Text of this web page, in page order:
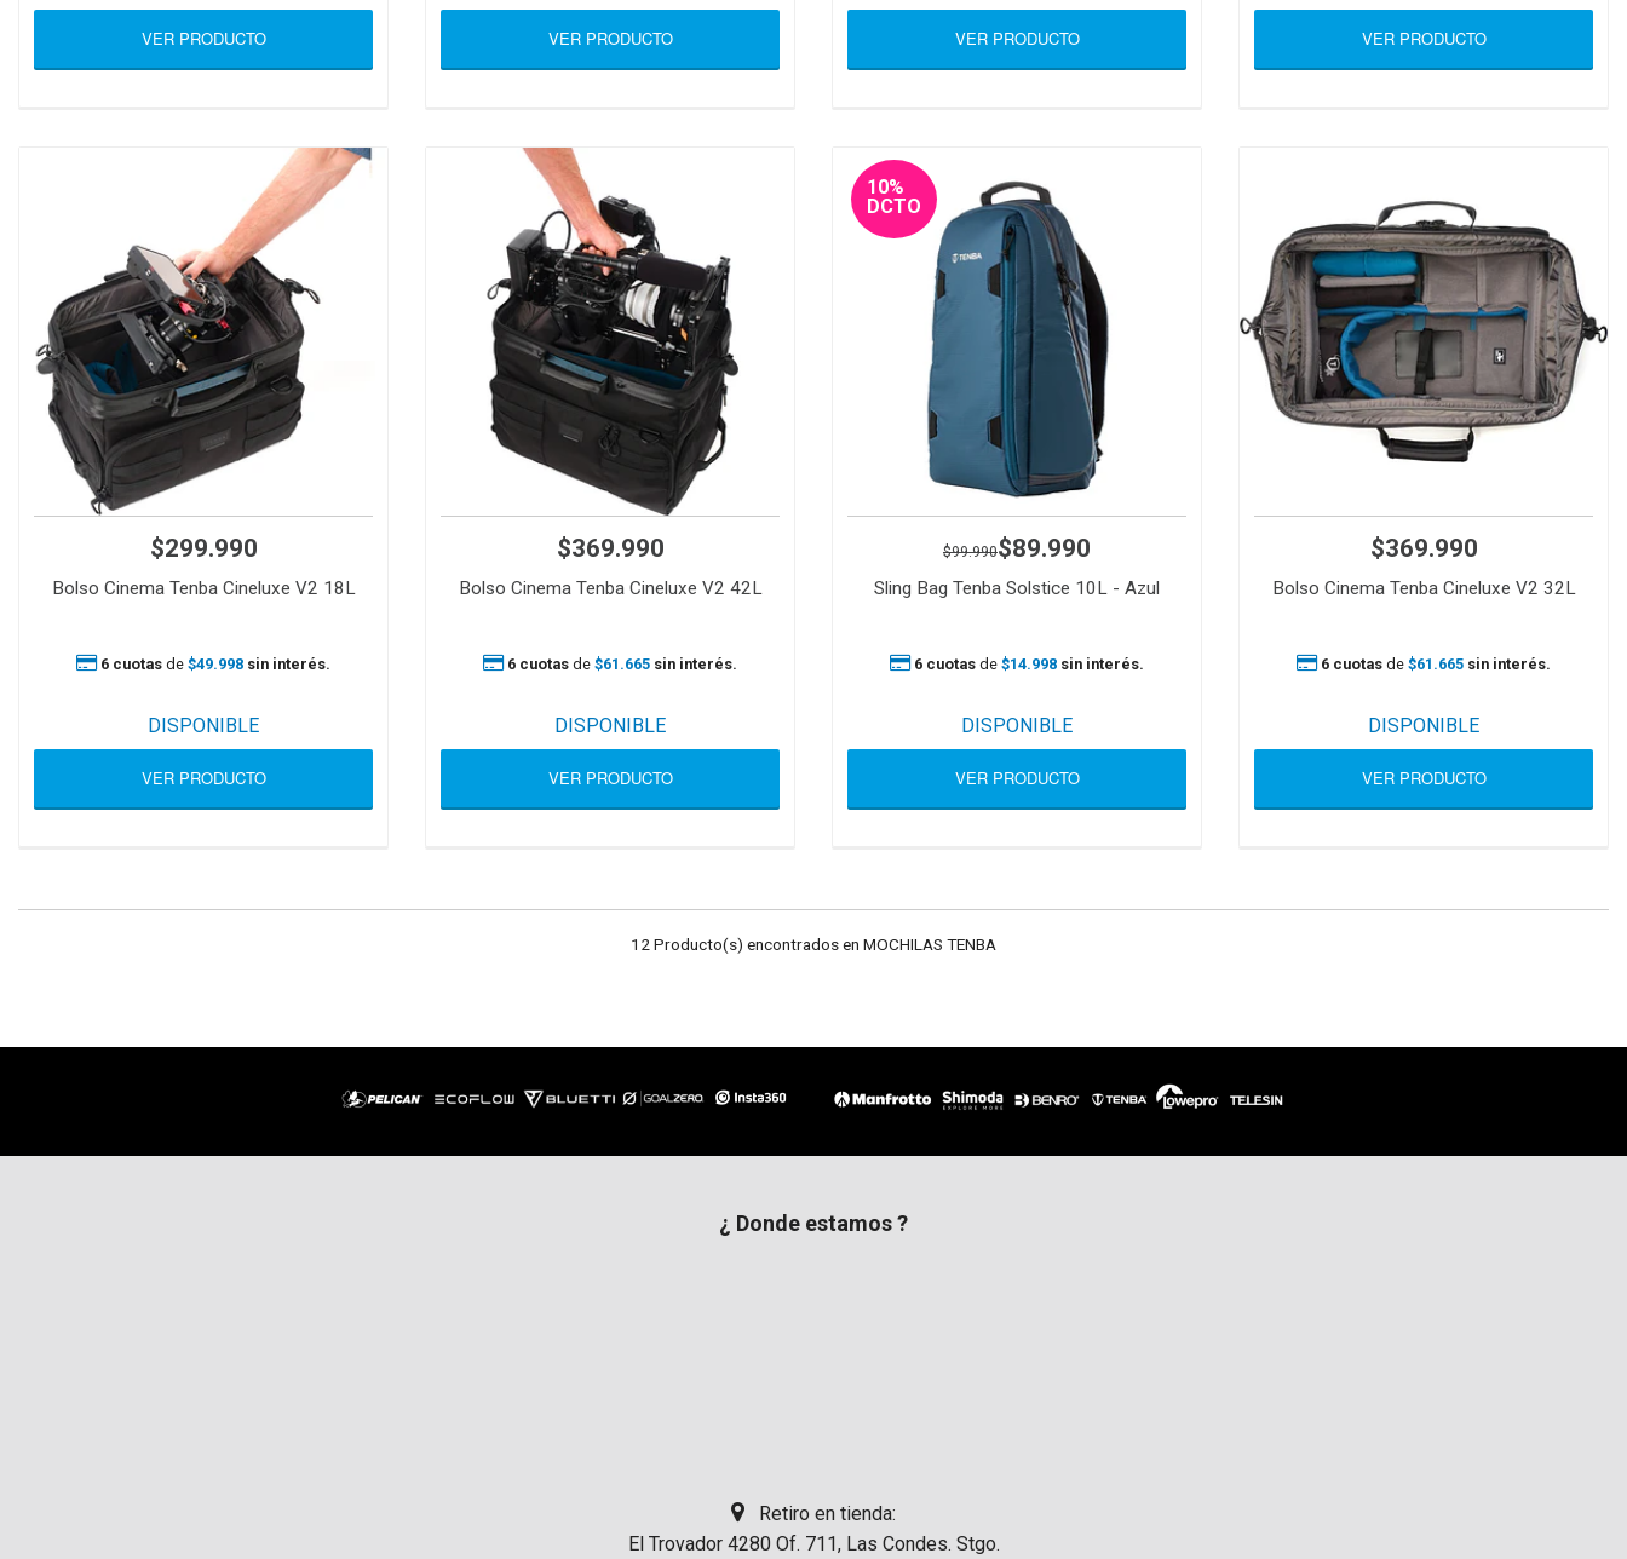
VER PRODUCTO VER PRODUCTO VER PRODUCTO VER PRODUCTO
$299.990
Bolso Cinema Tenba Cineluxe V2 18L
6 cuotas de $49.998 sin interés.
DISPONIBLE
VER PRODUCTO
$369.990
Bolso Cinema Tenba Cineluxe V2 42L
6 cuotas de $61.665 sin interés.
DISPONIBLE
VER PRODUCTO
10%
DCTO
$99.990$89.990
Sling Bag Tenba Solstice 10L - Azul
6 cuotas de $14.998 sin interés.
DISPONIBLE
VER PRODUCTO
$369.990
Bolso Cinema Tenba Cineluxe V2 32L
6 cuotas de $61.665 sin interés.
DISPONIBLE
VER PRODUCTO
12 Producto(s) encontrados en MOCHILAS TENBA
¿ Donde estamos ?
Retiro en tienda:
El Trovador 4280 Of. 711, Las Condes. Stgo.